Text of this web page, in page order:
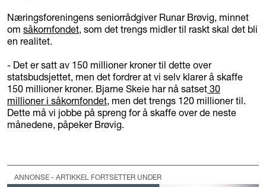
Næringsforeningens seniorrådgiver Runar Brøvig, minnet
om såkornfondet, som det trengs midler til raskt skal det bli
en realitet.
- Det er satt av 150 millioner kroner til dette over
statsbudsjettet, men det fordrer at vi selv klarer å skaffe
150 millioner kroner. Bjarne Skeie har nå satset 30
millioner i såkornfondet, men det trengs 120 millioner til.
Dette må vi jobbe på spreng for å skaffe over de neste
månedene, påpeker Brøvig.
ANNONSE - ARTIKKEL FORTSETTER UNDER